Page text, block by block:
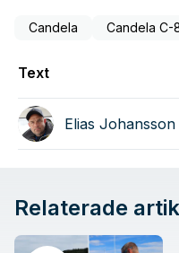
Candela Candela C-
Text
Elias Johansson
Relaterade